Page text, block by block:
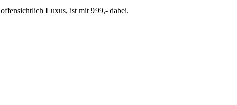
Luxus, ist mit 999,- dabei.